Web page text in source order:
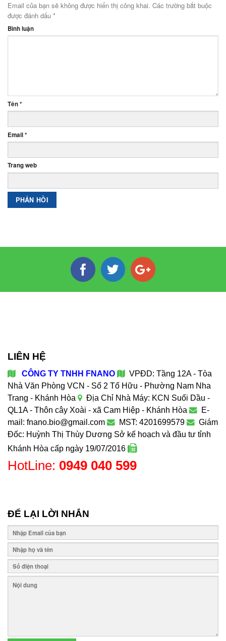
Email của bạn sẽ không được hiển thị công khai. Các trường bắt buộc
được đánh dấu *
Bình luận
Tên*
Email*
Trang web
LIÊN HỆ
CÔNG TY TNHH FNANO
VPĐD: Tầng 12A - Tòa
Nhà Văn Phòng VCN - Số 2 Tố Hữu - Phường Nam Nha
Trang - Khánh Hòa
Địa Chỉ Nhà Máy: KCN Suối Dầu -
QL1A - Thôn cây Xoài - xã Cam Hiệp - Khánh Hòa
E-
mail: fnano.bio@gmail.com
MST: 4201699579
Giám
Đốc: Huỳnh Thị Thùy Dương Sở kế hoạch và đầu tư tỉnh
Khánh Hòa cấp ngày 19/07/2016
HotLine: 0949 040 599
ĐỂ LẠI LỜI NHẮN